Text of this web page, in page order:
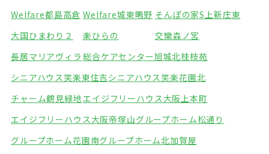
Welfare都島高倉 Welfare城東鴫野 そんぽの家S上新庄東
大国ひまわり２
楽ひらの
交欒森ノ宮
長居マリアヴィラ 総合ケアセンター旭城北桂枝苑
シニアハウス笑楽東住吉シニアハウス笑楽花園北
チャーム鶴見緑地エイジフリーハウス大阪上本町
エイジフリーハウス大阪帝塚山グループホーム松通り
グループホーム花園南グループホーム北加賀屋